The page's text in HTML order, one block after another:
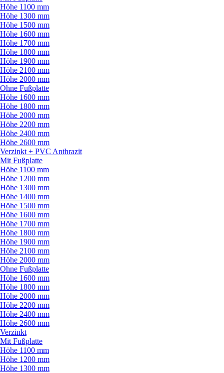
Höhe 1100 mm
Höhe 1300 mm
Höhe 1500 mm
Höhe 1600 mm
Höhe 1700 mm
Höhe 1800 mm
Höhe 1900 mm
Höhe 2100 mm
Höhe 2000 mm
Ohne Fußplatte
Höhe 1600 mm
Höhe 1800 mm
Höhe 2000 mm
Höhe 2200 mm
Höhe 2400 mm
Höhe 2600 mm
Verzinkt + PVC Anthrazit
Mit Fußplatte
Höhe 1100 mm
Höhe 1200 mm
Höhe 1300 mm
Höhe 1400 mm
Höhe 1500 mm
Höhe 1600 mm
Höhe 1700 mm
Höhe 1800 mm
Höhe 1900 mm
Höhe 2100 mm
Höhe 2000 mm
Ohne Fußplatte
Höhe 1600 mm
Höhe 1800 mm
Höhe 2000 mm
Höhe 2200 mm
Höhe 2400 mm
Höhe 2600 mm
Verzinkt
Mit Fußplatte
Höhe 1100 mm
Höhe 1200 mm
Höhe 1300 mm